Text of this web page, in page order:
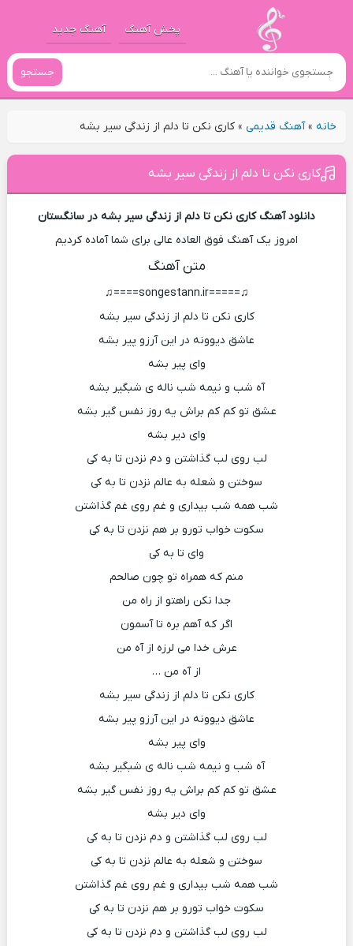
پخش آهنگ آهنگ جدید
جستجو
خانه»آهنگ قدیمی» کاری نکن تا دلم از زندگی سیر بشه
کاری نکن تا دلم از زندگی سیر بشه
دانلود آهنگ کاری نکن تا دلم از زندگی سیر بشه در سانگستان
امروز یک آهنگ فوق العاده عالی برای شما آماده کردیم
متن آهنگ
♫=====songestann.ir====♫
کاری نکن تا دلم از زندگی سیر بشه
عاشق دیوونه در این آرزو پیر بشه
وای پیر بشه
آه شب و نیمه شب ناله ی شبگیر بشه
عشق تو کم کم براش یه روز نفس گیر بشه
وای دیر بشه
لب روی لب گذاشتن و دم نزدن تا به کی
سوختن و شعله به عالم نزدن تا به کی
شب همه شب بیداری و غم روی غم گذاشتن
سکوت خواب تورو بر هم نزدن تا به کی
وای تا به کی
منم که همراه تو چون صالحم
جدا نکن راهتو از راه من
اگر که آهم بره تا آسمون
عرش خدا می لرزه از آه من
از آه من …
کاری نکن تا دلم از زندگی سیر بشه
عاشق دیوونه در این آرزو پیر بشه
وای پیر بشه
آه شب و نیمه شب ناله ی شبگیر بشه
عشق تو کم کم براش یه روز نفس گیر بشه
وای دیر بشه
لب روی لب گذاشتن و دم نزدن تا به کی
سوختن و شعله به عالم نزدن تا به کی
شب همه شب بیداری و غم روی غم گذاشتن
سکوت خواب تورو بر هم نزدن تا به کی
لب روی لب گذاشتن و دم نزدن تا به کی